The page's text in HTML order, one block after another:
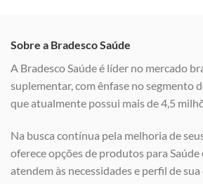
Sobre a Bradesco Saúde
A Bradesco Saúde é líder no mercado
suplementar, com ênfase no segmento
que atualmente possui mais de 4,5
Na busca contínua pela melhoria de
oferece opções de produtos para
atendem às necessidades e perfil de sua